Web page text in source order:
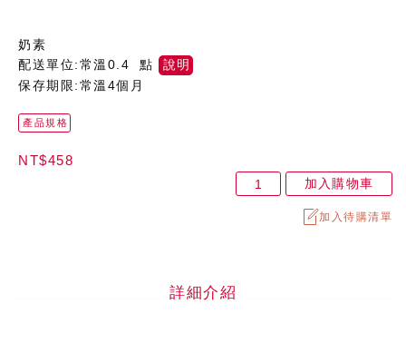
奶素
配送單位:常溫0.4 點
說明
保存期限:常溫4個月
產品規格
NT$458
加入購物車
加入待購清單
詳細介紹